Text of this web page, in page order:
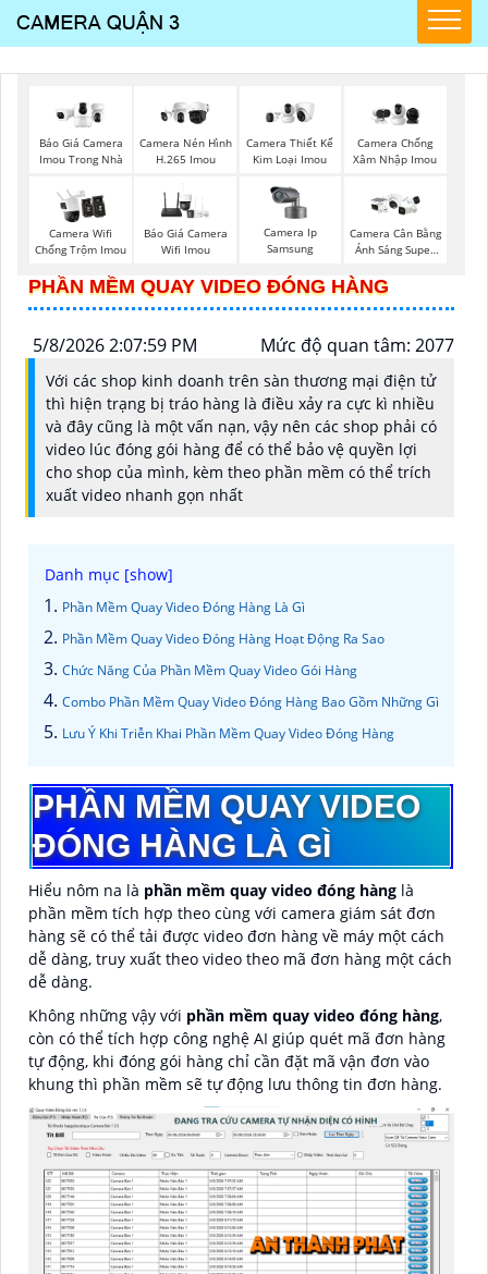
Báo Giá Camera
Imou Trong Nhà
Camera Nén Hình
H.265 Imou
Camera Thiết Kế
Kim Loại Imou
Camera Chống
Xâm Nhập Imou
Camera Wifi
Chống Trộm Imou
Báo Giá Camera
Wifi Imou
Camera Ip
Samsung
Camera Cân Bằng
Ánh Sáng Super
PHẦN MỀM QUAY VIDEO ĐÓNG HÀNG
5/8/2026 2:07:59 PM Mức độ quan tâm: 2077
Với các shop kinh doanh trên sàn thương mại điện tử
thì hiện trạng bị tráo hàng là điều xảy ra cực kì nhiều
và đây cũng là một vấn nạn, vậy nên các shop phải có
video lúc đóng gói hàng để có thể bảo vệ quyền lợi
cho shop của mình, kèm theo phần mềm có thể trích
xuất video nhanh gọn nhất
Phần Mềm Quay Video Đóng Hàng Là Gì
Phần Mềm Quay Video Đóng Hàng Hoạt Động Ra Sao
Chức Năng Của Phần Mềm Quay Video Gói Hàng
Combo Phần Mềm Quay Video Đóng Hàng Bao Gồm Những Gì
Lưu Ý Khi Triễn Khai Phần Mềm Quay Video Đóng Hàng
PHẦN MỀM QUAY VIDEO
ĐÓNG HÀNG LÀ GÌ
Hiểu nôm na là phần mềm quay video đóng hàng là
phần mềm tích hợp theo cùng với camera giám sát đơn
hàng sẽ có thể tải được video đơn hàng về máy một cách
dễ dàng, truy xuất theo video theo mã đơn hàng một cách
dễ dàng.
Không những vậy với phần mềm quay video đóng hàng,
còn có thể tích hợp công nghệ AI giúp quét mã đơn hàng
tự động, khi đóng gói hàng chỉ cần đặt mã vận đơn vào
khung thì phần mềm sẽ tự động lưu thông tin đơn hàng.